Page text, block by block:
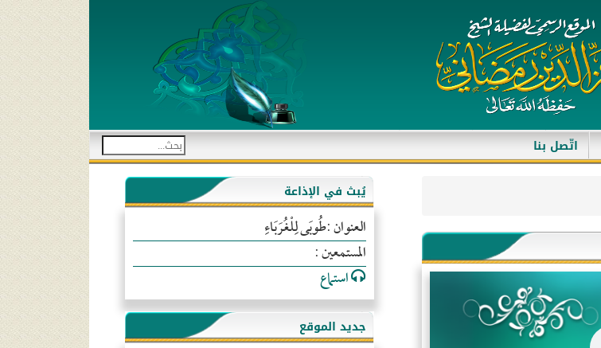
اتّصل بنا
يُبث في الإذاعة
العنوان :طُوبَى لِلْغُرَبَاءِ
المستمعين :
استماع
جديد الموقع